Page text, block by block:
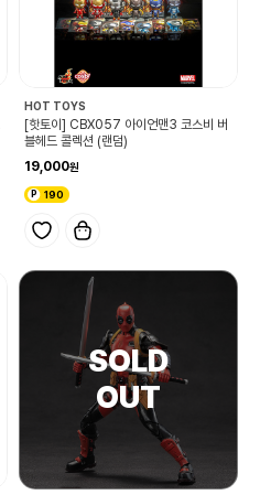
HOT TOYS
[핫토이] CBX057 아이언맨3 코스비 버
블헤드 콜렉션 (랜덤)
19,000
190